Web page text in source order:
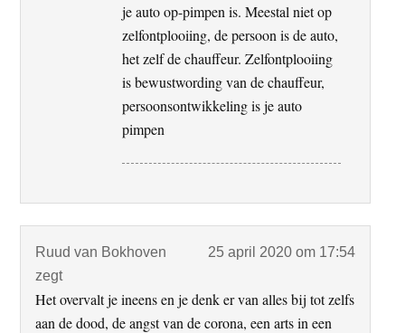
je auto op-pimpen is. Meestal niet op
zelfontplooiing, de persoon is de auto,
het zelf de chauffeur. Zelfontplooiing
is bewustwording van de chauffeur,
persoonsontwikkeling is je auto
pimpen
Ruud van Bokhoven
zegt
25 april 2020 om 17:54
Het overvalt je ineens en je denk er van alles bij tot zelfs
aan de dood, de angst van de corona, een arts in een